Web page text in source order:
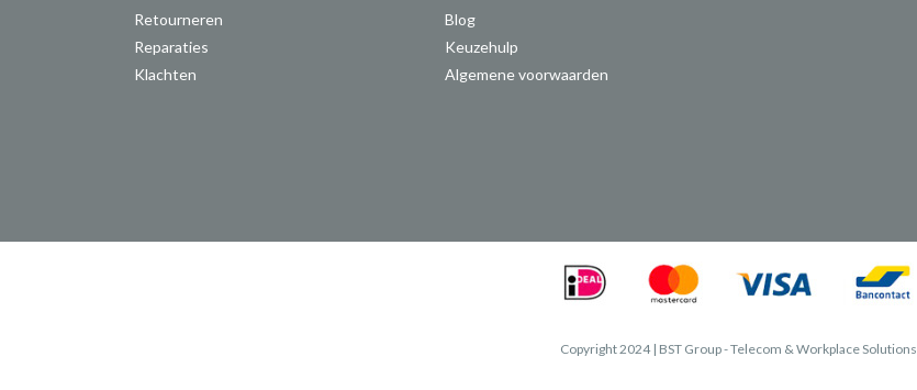
Retourneren
Reparaties
Klachten
Blog
Keuzehulp
Algemene voorwaarden
Copyright 2024 | BST Group - Telecom & Workplace Solutions